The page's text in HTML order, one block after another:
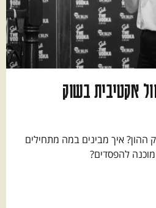
אקטיבית בשוק
איך מבינים במה מתחילים
להפסדים?